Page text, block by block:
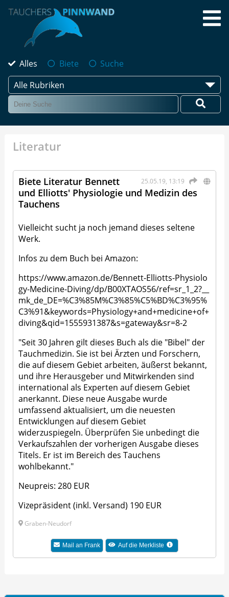
Alles Biete
Suche
Alle Rubriken
Literatur
25.05.19, 13:19
Biete Literatur Bennett
und Elliotts' Physiologie und Medizin des
Tauchens
Vielleicht sucht ja noch jemand dieses seltene
Werk.
Infos zu dem Buch bei Amazon:
https://www.amazon.de/Bennett-Elliotts-Physiolo
gy-Medicine-Diving/dp/B00XTAOS56/ref=sr_1_2?__
mk_de_DE=%C3%85M%C3%85%C5%BD%C3%95%
C3%91&keywords=Physiology+and+medicine+of+
diving&qid=1555931387&s=gateway&sr=8-2
"Seit 30 Jahren gilt dieses Buch als die "Bibel" der
Tauchmedizin. Sie ist bei Ärzten und Forschern,
die auf diesem Gebiet arbeiten, äußerst bekannt,
und ihre Herausgeber und Mitwirkenden sind
international als Experten auf diesem Gebiet
anerkannt. Diese neue Ausgabe wurde
umfassend aktualisiert, um die neuesten
Entwicklungen auf diesem Gebiet
widerzuspiegeln. Überprüfen Sie unbedingt die
Verkaufszahlen der vorherigen Ausgabe dieses
Titels. Er ist im Bereich des Tauchens
wohlbekannt."
Neupreis: 280 EUR
Vizepräsident (inkl. Versand) 190 EUR
Graben-Neudorf
Mail an Frank Auf die Merkliste